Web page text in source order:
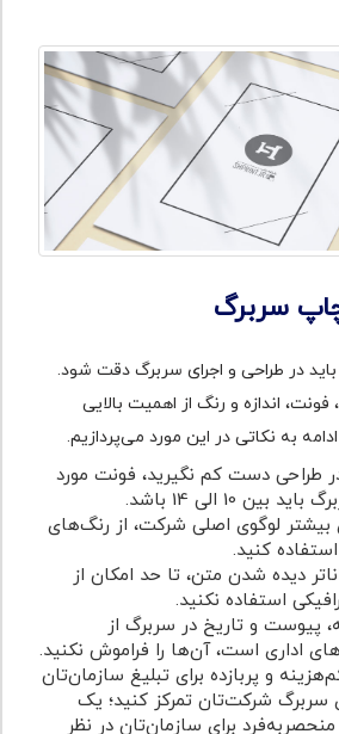
سربرگ
در طراحی و اجرای سربرگ دقت شود.
فونت، اندازه و رنگ از اهمیت بالایی
به نکاتی در این مورد می‌پردازیم.
طراحی دست کم نگیرید، فونت مورد
10 الی 14 باشد.
بیشتر لوگوی اصلی شرکت، از رنگ‌های
کنید.
دیده شدن متن، تا حد امکان از
استفاده نکنید.
پیوست و تاریخ در سربرگ از
اداری است، آن‌ها را فراموش نکنید.
و پربازده برای تبلیغ سازمان‌تان
سربرگ شرکت‌تان تمرکز کنید؛ یک
برای سازمان‌تان در نظر